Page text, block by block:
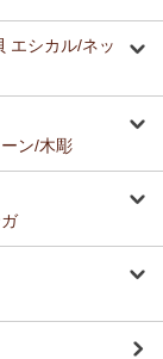
エシカル/ネッ
ン/木彫